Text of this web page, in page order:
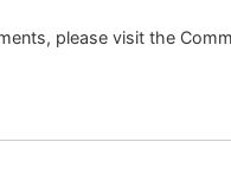
please visit the